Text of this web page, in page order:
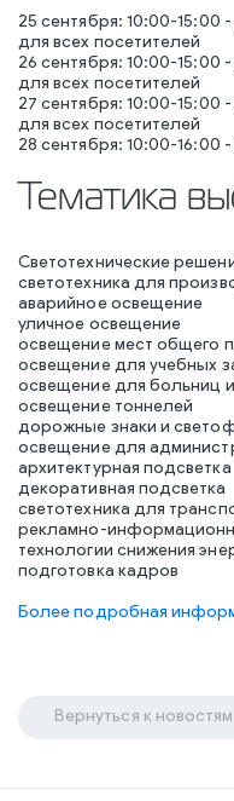
25 сентября: 10:00-15:00
для всех посетителей
26 сентября: 10:00-15:00
для всех посетителей
27 сентября: 10:00-15:00
для всех посетителей
28 сентября: 10:00-16:00
Тематика
Светотехнические
светотехника для
аварийное освещение
уличное освещение
освещение мест общего
освещение для учебных
освещение для больниц
освещение тоннелей
дорожные знаки и
освещение для
архитектурная подсветка
декоративная подсветка
светотехника для
рекламно-
технологии снижения
подготовка кадров
Более подробная
Вернуться к новостям